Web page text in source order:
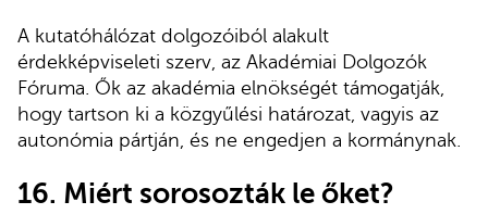
A kutatóhálózat dolgozóiból alakult
érdekképviseleti szerv, az Akadémiai Dolgozók
Fóruma. Ők az akadémia elnökségét támogatják,
hogy tartson ki a közgyűlési határozat, vagyis az
autonómia pártján, és ne engedjen a kormánynak.
16. Miért sorosozták le őket?